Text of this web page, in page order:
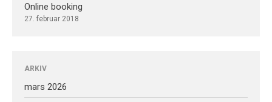
Online booking
27. februar 2018
ARKIV
mars 2026